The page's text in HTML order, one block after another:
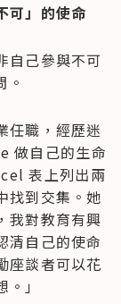
可」的使命
自己參與不可
任職，經歷迷
做自己的生命
表上列出兩
找到交集。她
我對教育有興
清自己的使命
座談者可以花
」